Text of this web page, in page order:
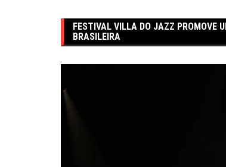
FESTIVAL VILLA DO JAZZ PROMOVE
BRASILEIRA